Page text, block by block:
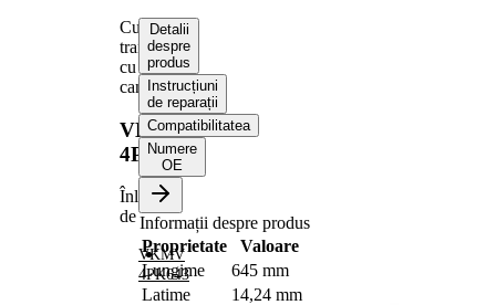
Curea
transmisie
cu
caneluri
VKMV
4PK645
Înlocuit
de
VKMV
4PK643
Detalii
despre
produs
Instrucțiuni
de reparații
Compatibilitatea
Numere
OE
Informații despre produs
Proprietate
Valoare
Lungime
645 mm
Latime
14,24 mm